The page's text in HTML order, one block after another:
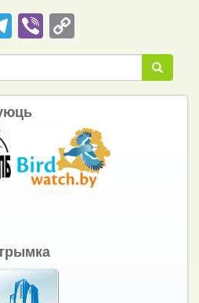
Telegram
ViberCopy
Link Пошук
Пошук